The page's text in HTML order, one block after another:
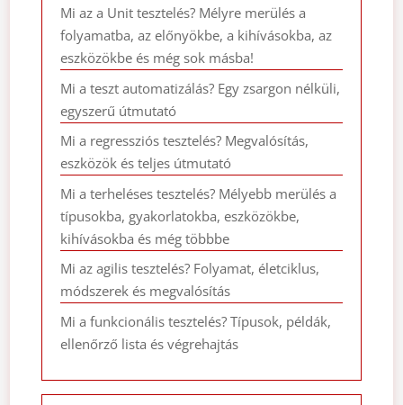
Mi az a Unit tesztelés? Mélyre merülés a
folyamatba, az előnyökbe, a kihívásokba, az
eszközökbe és még sok másba!
Mi a teszt automatizálás? Egy zsargon nélküli,
egyszerű útmutató
Mi a regressziós tesztelés? Megvalósítás,
eszközök és teljes útmutató
Mi a terheléses tesztelés? Mélyebb merülés a
típusokba, gyakorlatokba, eszközökbe,
kihívásokba és még többbe
Mi az agilis tesztelés? Folyamat, életciklus,
módszerek és megvalósítás
Mi a funkcionális tesztelés? Típusok, példák,
ellenőrző lista és végrehajtás